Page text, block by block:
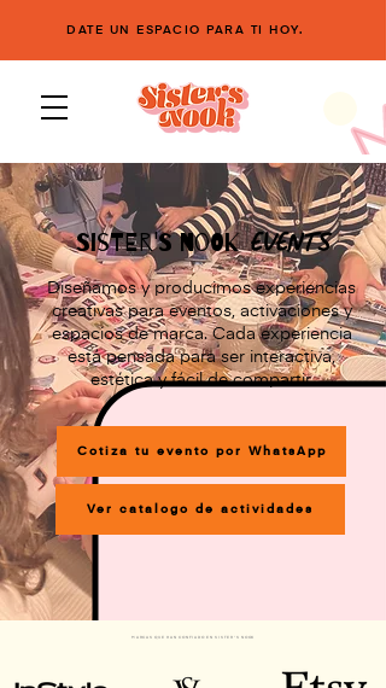
DATE UN ESPACIO PARA TI HOY.
Sister's Nook EVENTS
Diseñamos y producimos experiencias
creativas para eventos, activaciones y
espacios de marca. Cada experiencia
está pensada para ser interactiva,
estética y fácil de compartir.
Cotiza tu evento por WhatsApp
Ver catalogo de actividades
MARCAS QUE HAN CONFIADO EN SISTER'S NOOK